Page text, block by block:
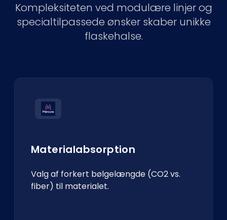
Kompleksiteten ved modulære linjer og
specialtilpassede ønsker skaber unikke
flaskehalse.
Materialabsorption
Valg af forkert bølgelængde (CO2 vs.
fiber) til materialet.